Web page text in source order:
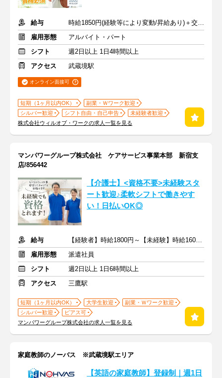
給与
時給1850円(経験等により変動/昇給あり)＋交通費全額支給
雇用形態
アルバイト・パート
シフト
週2日以上 1日4時間以上
アクセス
武蔵境駅
オンライン面接可
短期（1ヶ月以内OK）
副業・Ｗワーク歓迎
シルバー歓迎
シフト自由・自己申告
未経験者歓迎
株式会社ウィルオブ・ワークの求人一覧を見る
マンパワーグループ株式会社 ケアサービス事業本部 新宿支
店/856442
【介護士】<資格不要>未経験スタ
ート歓迎♪柔軟シフトで働きやす
い！日払いOK◎
給与
【経験者】時給1800円～【未経験】時給1600円～ ※交通費全額
雇用形態
派遣社員
シフト
週2日以上 1日6時間以上
アクセス
三鷹駅
短期（1ヶ月以内OK） 大学生歓迎
副業・Ｗワーク歓迎
シルバー歓迎
ピアス可
マンパワーグループ株式会社の求人一覧を見る
家庭教師のノーバス ※武蔵境駅エリア
【英語の家庭教師】登録制｜週1日